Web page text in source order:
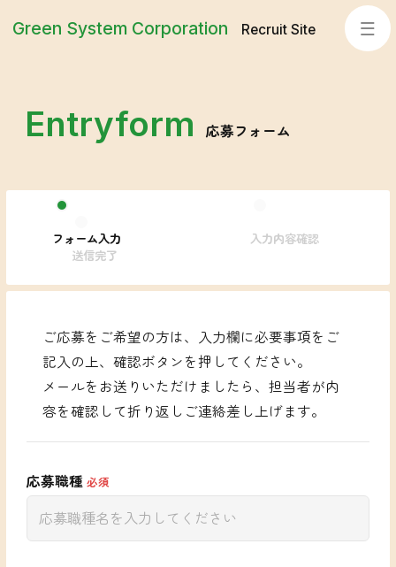
About us
理念・ビジョン
SDGs/ESGへの取り組み
Philosophy
未来の子供たちのために
事業への想い
従業員満足の経営
Culture
働く環境 キャリアステップ
研修制度
福利厚生
Business
Green System Corporation Recruit Site
Entryform 応募フォーム
フォーム入力
入力内容確認
送信完了
ご応募をご希望の方は、入力欄に必要事項をご
記入の上、確認ボタンを押してください。
メールをお送りいただけましたら、担当者が内
容を確認して折り返しご連絡差し上げます。
応募職種必須